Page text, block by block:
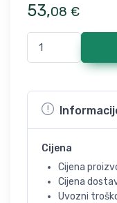
53,08 €
Cijena
Cijena
Cijena
Uvozni